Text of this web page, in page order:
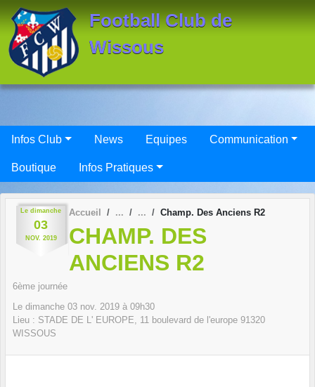
Football Club de
Wissous
Infos Club News Equipes Communication
Boutique Infos Pratiques
Le dimanche
03
NOV. 2019
Accueil Champ. Des Anciens R2
CHAMP. DES
ANCIENS R2
6ème journée
Le dimanche 03 nov. 2019 à 09h30
Lieu : STADE DE L' EUROPE, 11 boulevard de l'europe 91320
WISSOUS
Panneau de gestion des cookies